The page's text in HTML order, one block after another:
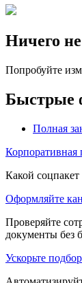
Ничего
Попробуйте
Быстрые
Полная
Корпоративная
Какой
Оформляйте
Проверяйте
документы без
Ускорьте